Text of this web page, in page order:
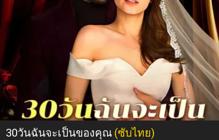
30วันฉันจะเป็นของคุณ (ซับไทย)